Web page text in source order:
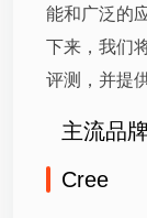
能和广泛的
下来，我们
评测，并提
主流品
Cree